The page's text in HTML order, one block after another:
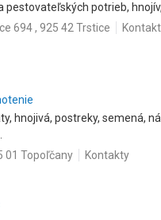
pestovateľských potrieb,
694 , 925 42 Trstice
hnojivá, postreky, semená,
01 Topoľčany
Kontakty